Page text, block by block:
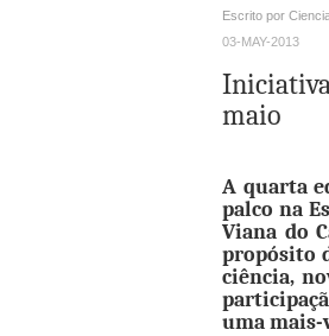
Escrito por
03-MAY-2013
maio
A quarta
palco na
Viana do
propósito
ciência,
uma mais-